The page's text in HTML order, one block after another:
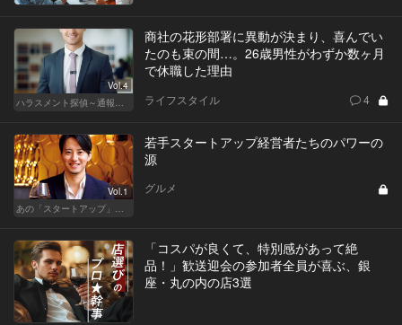
Vol.4
ハラスメント探偵～通報編～
商社の花形部署に異動が決まり、喜んでい
たのも束の間…。26歳男性がわずか数ヶ月
で休職した理由
ライフスタイル 4
Vol.1
あの「スタートアップ」経営者のここぞのチカラ飯 Vol.2
若手スタートアップ経営者たちのパワーの
源
グルメ
「コスパが良くて、特別感があって絶
品！」歓送迎会の参加者全員が喜ぶ、銀
座・丸の内の店3選